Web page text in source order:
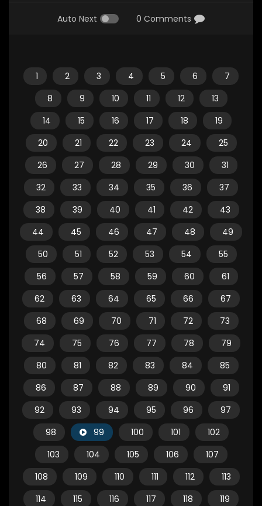
Auto Next 0 Comments
1 2 3 4 5 6
7
8
9 10 11 12
13
14
15 16 17 18
19
20
21 22 23 24
25
26
27 28 29 30
31
32
33 34 35 36
37
38
39 40 41 42
43
44
45 46 47 48
49
50
51 52 53 54
55
56
57 58 59 60
61
62
63 64 65 66
67
68
69 70 71 72
73
74
75 76 77 78
79
80
81 82 83 84
85
86
87 88 89 90
91
92
93 94 95 96
97
98
99 100 101
102
103
104 105 106
107
108
109 110 111 112
113
114
115 116 117 118
119